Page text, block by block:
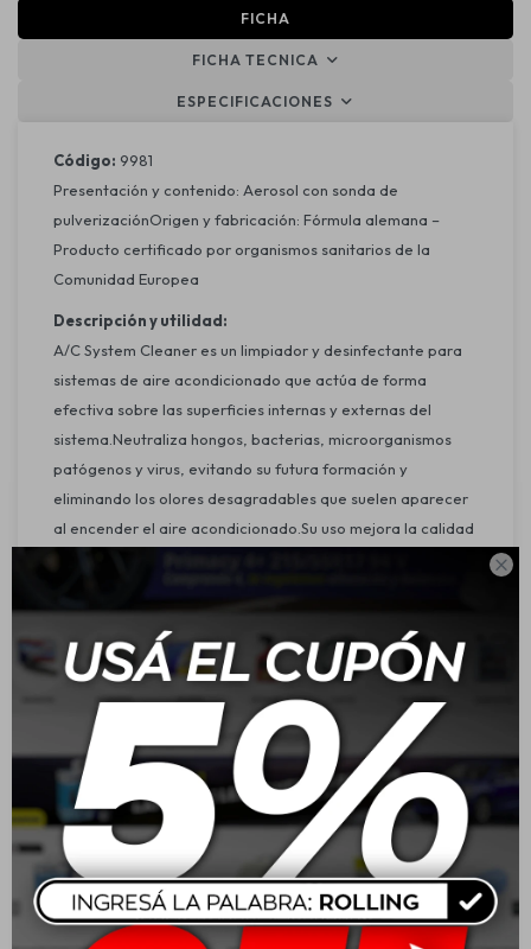

FICHA
FICHA TECNICA
ESPECIFICACIONES
Código: 9981
Presentación y contenido: Aerosol con sonda de
pulverizaciónOrigen y fabricación: Fórmula alemana –
Producto certificado por organismos sanitarios de la
Comunidad Europea
Descripción y utilidad:
A/C System Cleaner es un limpiador y desinfectante para
sistemas de aire acondicionado que actúa de forma
efectiva sobre las superficies internas y externas del
sistema.Neutraliza hongos, bacterias, microorganismos
patógenos y virus, evitando su futura formación y
eliminando los olores desagradables que suelen aparecer
al encender el aire acondicionado.Su uso mejora la calidad
sonda larga de pulverización para una aplicación precisa y
completa dentro del sistema.
Características:
Combate hongos, bacterias y ácaros perjudiciales para la
salud.
Elimina olores desagradables y previene su reaparición.
Fórmula alemana certificada por organismos sanitarios
europeos.
No contiene CFC y no daña la capa de ozono.
Fácil aplicación y rápida liberación del vehículo.
Apto también para vehículos sin aire acondicionado.